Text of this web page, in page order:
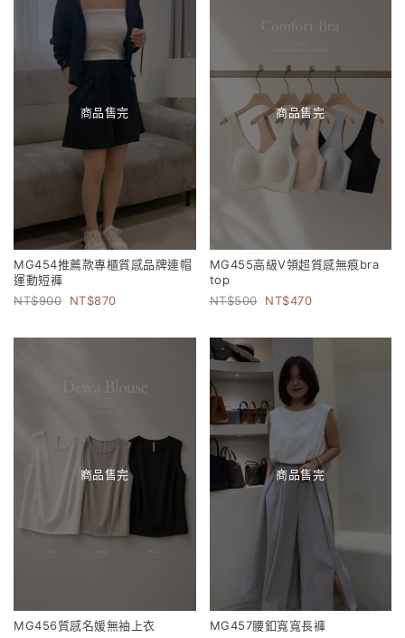
商品售完
MG454推薦款專櫃質感品牌連帽
運動短褲
900
870
商品售完
MG455高級V領超質感無痕bra
top
500
470
商品售完
MG456質感名媛無袖上衣
商品售完
MG457腰釦寬寬長褲